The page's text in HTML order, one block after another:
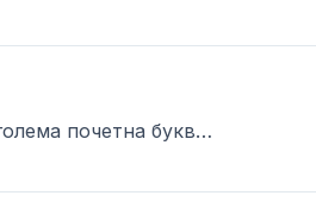
Употреба на голема почетна буква во називите на законите, декларациите, резолуциите